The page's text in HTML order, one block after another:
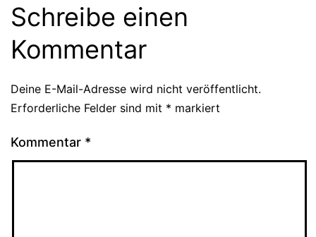
Schreibe einen
Kommentar
Deine E-Mail-Adresse wird nicht veröffentlicht.
Erforderliche Felder sind mit * markiert
Kommentar *